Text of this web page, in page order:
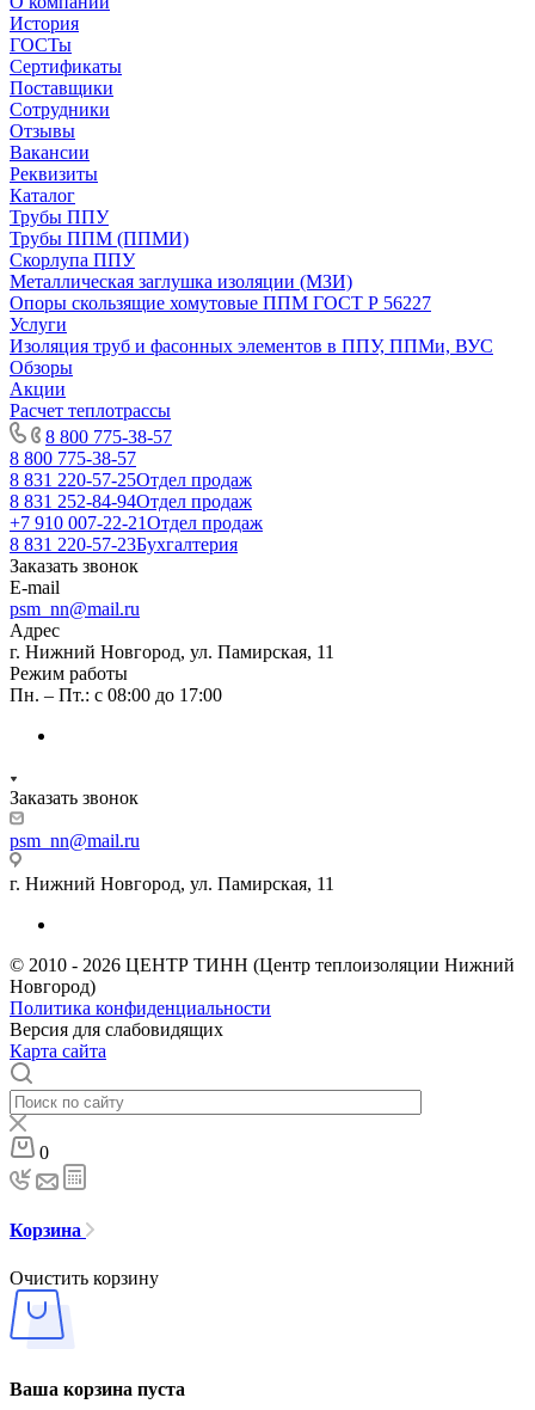
История
ГОСТы
Сертификаты
Поставщики
Сотрудники
Отзывы
Вакансии
Реквизиты
Каталог
Трубы ППУ
Трубы ППМ (ППМИ)
Скорлупа ППУ
Металлическая заглушка изоляции (МЗИ)
Опоры скользящие хомутовые ППМ ГОСТ Р 56227
Услуги
Изоляция труб и фасонных элементов в ППУ, ППМи, ВУС
Обзоры
Акции
Расчет теплотрассы
8 800 775-38-57
8 800 775-38-57
8 831 220-57-25Отдел продаж
8 831 252-84-94Отдел продаж
+7 910 007-22-21Отдел продаж
8 831 220-57-23Бухгалтерия
Заказать звонок
E-mail
psm_nn@mail.ru
Адрес
г. Нижний Новгород, ул. Памирская, 11
Режим работы
Пн. – Пт.: с 08:00 до 17:00
Заказать звонок
psm_nn@mail.ru
г. Нижний Новгород, ул. Памирская, 11
© 2010 - 2026 ЦЕНТР ТИНН (Центр теплоизоляции Нижний
Новгород)
Политика конфиденциальности
Версия для слабовидящих
Карта сайта
0
Корзина
Очистить корзину
Ваша корзина пуста